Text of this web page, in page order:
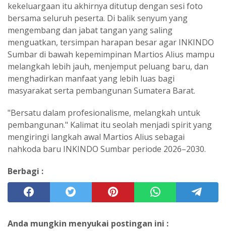
kekeluargaan itu akhirnya ditutup dengan sesi foto
bersama seluruh peserta. Di balik senyum yang
mengembang dan jabat tangan yang saling
menguatkan, tersimpan harapan besar agar INKINDO
Sumbar di bawah kepemimpinan Martios Alius mampu
melangkah lebih jauh, menjemput peluang baru, dan
menghadirkan manfaat yang lebih luas bagi
masyarakat serta pembangunan Sumatera Barat.
"Bersatu dalam profesionalisme, melangkah untuk
pembangunan." Kalimat itu seolah menjadi spirit yang
mengiringi langkah awal Martios Alius sebagai
nahkoda baru INKINDO Sumbar periode 2026–2030.
Berbagi :
Anda mungkin menyukai postingan ini :